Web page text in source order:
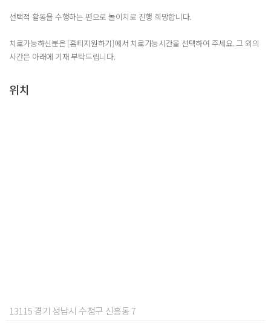
선택적 활동을 수행하는 편으로 놀이치료 진행 희망합니다.
치료가능하신분은 [홈티지원하기]에서 치료가능시간을 선택하여 주세요. 그 외의
시간은 아래에 기재 부탁드립니다.
위치
13115 경기 성남시 수정구 신흥동 7